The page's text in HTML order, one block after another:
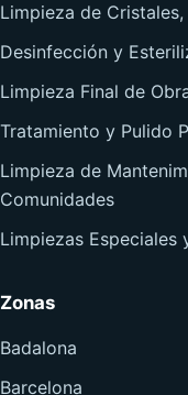
Limpieza de
Desinfección y
Limpieza Final de
Tratamiento y Pulido
Limpieza de
Comunidades
Limpiezas Especiales
Zonas
Badalona
Barcelona